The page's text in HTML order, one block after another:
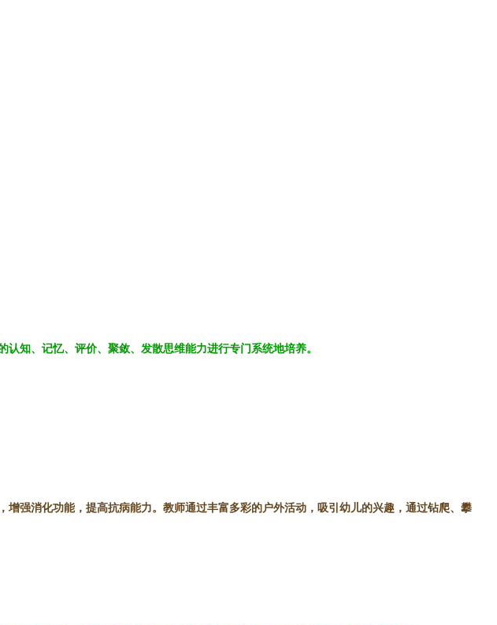
知、记忆、评价、聚敛、发散思维能力进行专门系统地培养。
强消化功能，提高抗病能力。教师通过丰富多彩的户外活动，吸引幼儿的兴趣，通过钻爬、攀